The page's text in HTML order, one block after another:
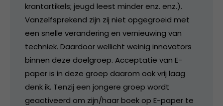
krantartikels; jeugd leest minder enz. enz.).
Vanzelfsprekend zijn zij niet opgegroeid met
een snelle verandering en vernieuwing van
techniek. Daardoor wellicht weinig innovators
binnen deze doelgroep. Acceptatie van E-
paper is in deze groep daarom ook vrij laag
denk ik. Tenzij een jongere groep wordt
geactiveerd om zijn/haar boek op E-paper te